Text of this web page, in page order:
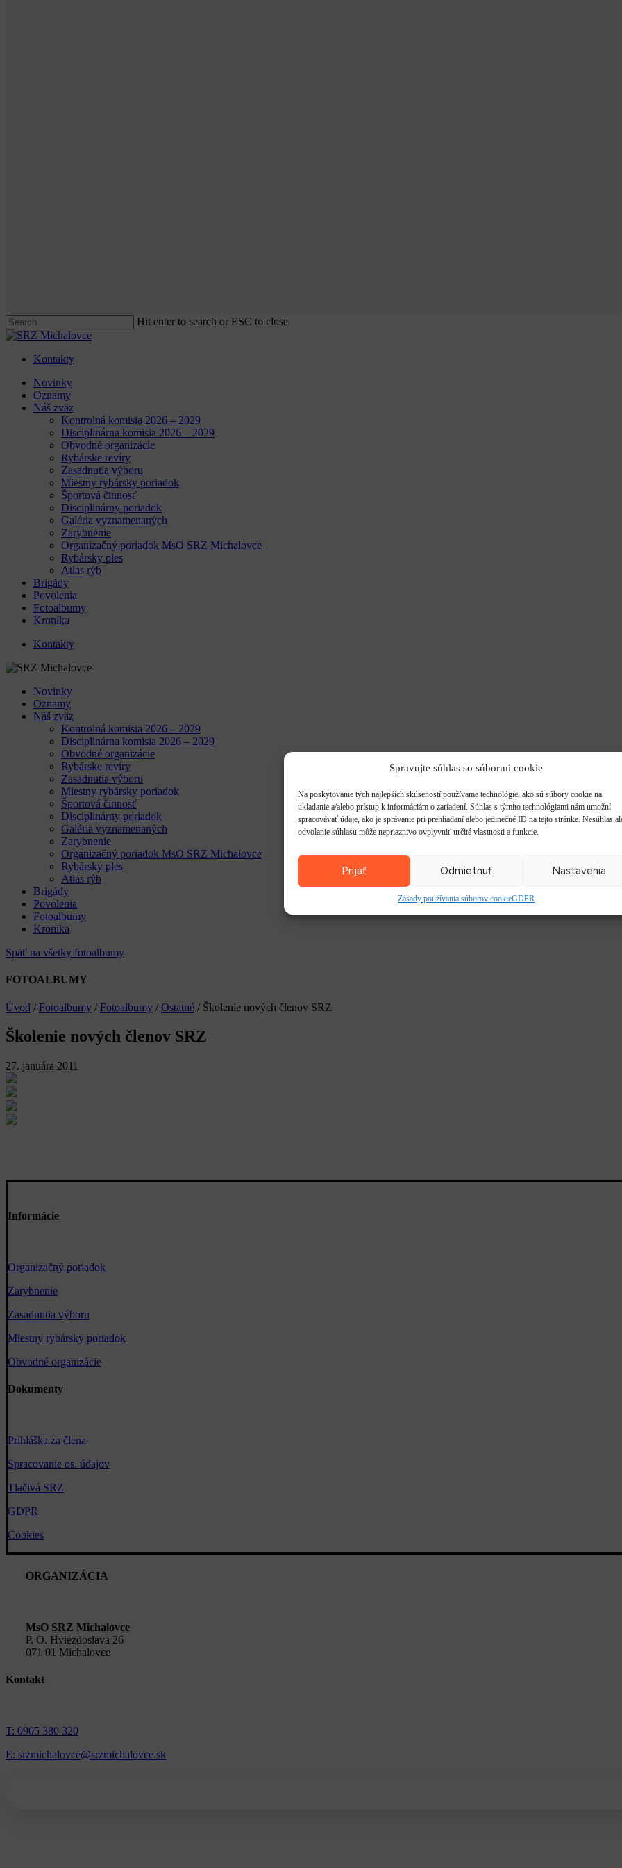
Spravujte súhlas so súbormi cookie
Na poskytovanie tých najlepších skúseností používame technológie, ako sú súbory cookie na
ukladanie a/alebo prístup k informáciám o zariadení. Súhlas s týmito technológiami nám umožní
spracovávať údaje, ako je správanie pri prehliadaní alebo jedinečné ID na tejto stránke. Nesúhlas
odvolanie súhlasu môže nepriaznivo ovplyvniť určité vlastnosti a funkcie.
Prijať Odmietnuť Nastavenia
Zásady používania súborov cookieGDPR
Hit enter to search or ESC to close
Close
Kontakty
Menu
Novinky
Oznamy
Náš zväz
Kontrolná komisia 2026 – 2029
Disciplinárna komisia 2026 – 2029
Obvodné organizácie
Rybárske revíry
Zasadnutia výboru
Miestny rybársky poriadok
Športová činnosť
Disciplinárny poriadok
Galéria vyznamenaných
Zarybnenie
Organizačný poriadok MsO SRZ Michalovce
Rybársky ples
Atlas rýb
Brigády
Povolenia
Fotoalbumy
Kronika
Kontakty
Novinky
Oznamy
Náš zväz
Kontrolná komisia 2026 – 2029
Disciplinárna komisia 2026 – 2029
Obvodné organizácie
Rybárske revíry
Zasadnutia výboru
Miestny rybársky poriadok
Športová činnosť
Disciplinárny poriadok
Galéria vyznamenaných
Zarybnenie
Organizačný poriadok MsO SRZ Michalovce
Rybársky ples
Atlas rýb
Brigády
Povolenia
Fotoalbumy
Kronika
Späť na všetky fotoalbumy
FOTOALBUMY
Úvod / Fotoalbumy / Fotoalbumy / Ostatné / Školenie nových členov SRZ
Školenie nových členov SRZ
27. januára 2011
Informácie
Organizačný poriadok
Zarybnenie
Zasadnutia výboru
Miestny rybársky poriadok
Obvodné organizácie
Dokumenty
Prihláška za člena
Spracovanie os. údajov
Tlačivá SRZ
GDPR
Cookies
ORGANIZÁCIA
MsO SRZ Michalovce
P. O. Hviezdoslava 26
071 01 Michalovce
Kontakt
T: 0905 380 320
E: srzmichalovce@srzmichalovce.sk